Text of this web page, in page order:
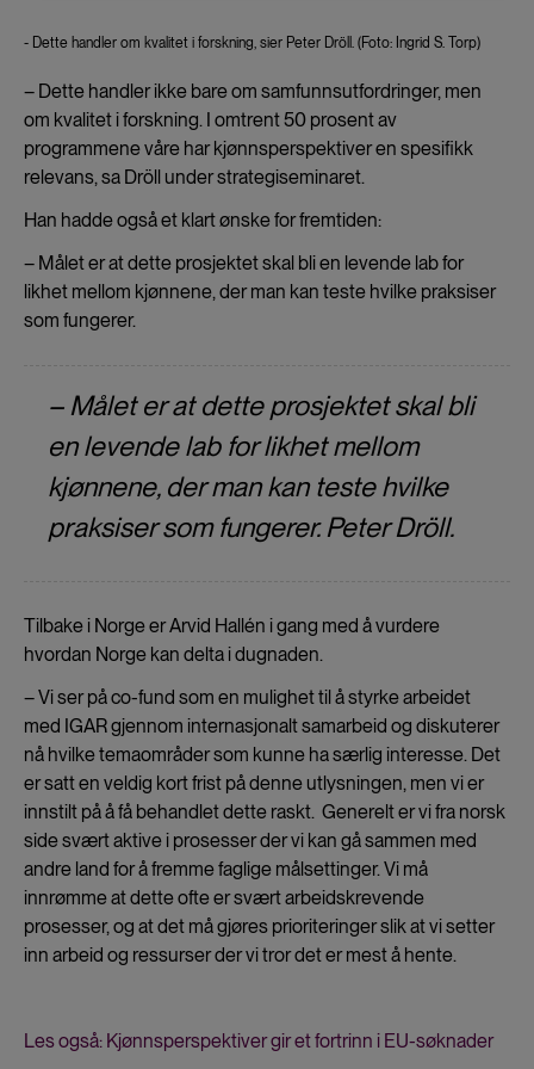
- Dette handler om kvalitet i forskning, sier Peter Dröll. (Foto: Ingrid S. Torp)
– Dette handler ikke bare om samfunnsutfordringer, men
om kvalitet i forskning. I omtrent 50 prosent av
programmene våre har kjønnsperspektiver en spesifikk
relevans, sa Dröll under strategiseminaret.
Han hadde også et klart ønske for fremtiden:
– Målet er at dette prosjektet skal bli en levende lab for
likhet mellom kjønnene, der man kan teste hvilke praksiser
som fungerer.
– Målet er at dette prosjektet skal bli
en levende lab for likhet mellom
kjønnene, der man kan teste hvilke
praksiser som fungerer. Peter Dröll.
Tilbake i Norge er Arvid Hallén i gang med å vurdere
hvordan Norge kan delta i dugnaden.
– Vi ser på co-fund som en mulighet til å styrke arbeidet
med IGAR gjennom internasjonalt samarbeid og diskuterer
nå hvilke temaområder som kunne ha særlig interesse. Det
er satt en veldig kort frist på denne utlysningen, men vi er
innstilt på å få behandlet dette raskt. Generelt er vi fra norsk
side svært aktive i prosesser der vi kan gå sammen med
andre land for å fremme faglige målsettinger. Vi må
innrømme at dette ofte er svært arbeidskrevende
prosesser, og at det må gjøres prioriteringer slik at vi setter
inn arbeid og ressurser der vi tror det er mest å hente.
Les også: Kjønnsperspektiver gir et fortrinn i EU-søknader
cookies